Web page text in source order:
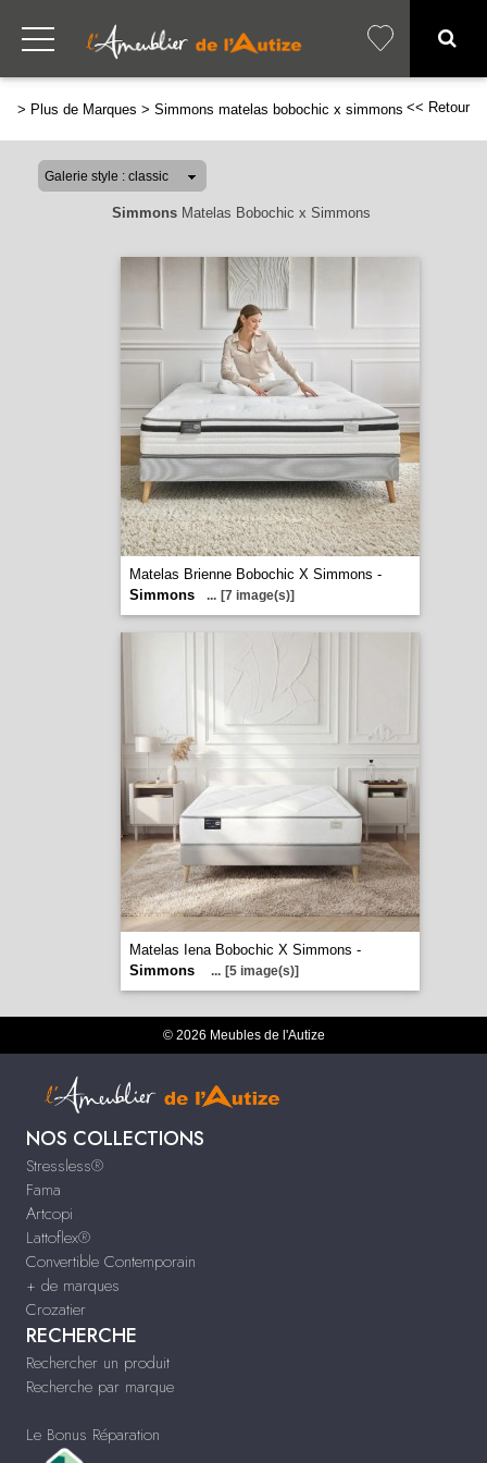
> Plus de Marques > Simmons matelas bobochic x simmons << Retour
SimmonsMatelas Bobochic x Simmons
Matelas Brienne Bobochic X Simmons -
Simmons
... [7 image(s)]
Matelas Iena Bobochic X Simmons -
Simmons
... [5 image(s)]
© 2026 Meubles de l'Autize
NOS COLLECTIONS
Stressless®
Fama
Artcopi
Lattoflex®
Convertible Contemporain
+ de marques
Crozatier
RECHERCHE
Rechercher un produit
Recherche par marque
Le Bonus Réparation